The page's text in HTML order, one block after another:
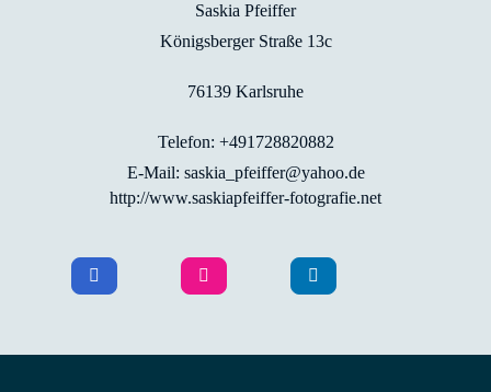
Saskia Pfeiffer
Königsberger Straße 13c
76139 Karlsruhe
Telefon: +491728820882
E-Mail: saskia_pfeiffer@yahoo.de
http://www.saskiapfeiffer-fotografie.net